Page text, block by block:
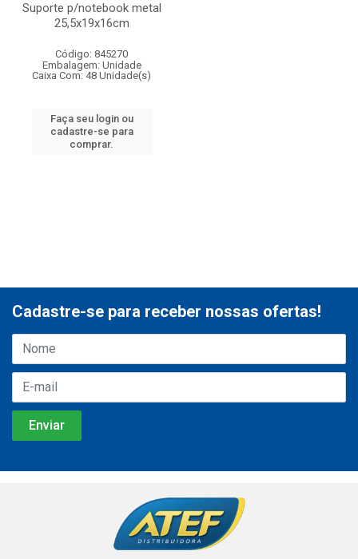
Suporte p/notebook metal
25,5x19x16cm
Código: 845270
Embalagem: Unidade
Caixa Com: 48 Unidade(s)
Faça seu login ou
cadastre-se para
comprar.
Cadastre-se para receber nossas ofertas!